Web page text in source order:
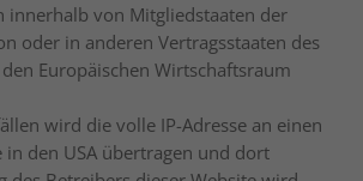
innerhalb von Mitgliedstaaten der
oder in anderen Vertragsstaaten des
Europäischen Wirtschaftsraum
wird die volle IP-Adresse an einen
in den USA übertragen und dort